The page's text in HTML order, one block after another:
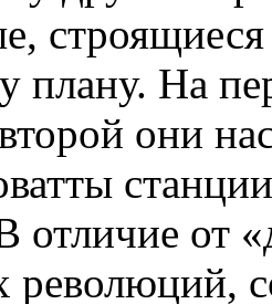
плану. На
они
отличие от